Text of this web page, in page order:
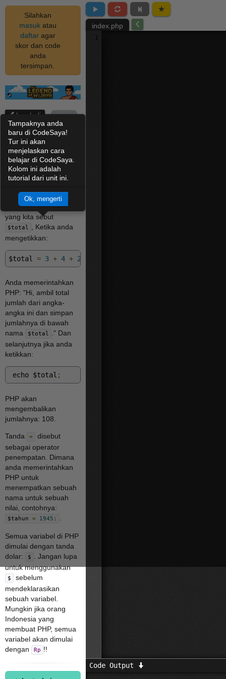
Silahkan
masukatau
daftaragar
skor dan code
anda
tersimpan.
kembali unit
Variabel
Tampaknya anda
baru di CodeSaya!
Tur ini akan
menjelaskan cara
belajar di CodeSaya.
Kolom ini adalah
tutorial dari unit ini.
Ok, mengerti
Sebuah variabel
hanyalah sebuah nama
yang PHP gunakan
nilai. Contohnya kita
punya sebuah variabel
yang kita sebut
$total , Ketika anda
mengetikkan:
$total = 3 + 4 + 2
Anda memerintahkan
PHP: "Hi, ambil total
jumlah dari angka-
angka ini dan simpan
jumlahnya di bawah
nama
$total ." Dan
selanjutnya jika anda
ketikkan:
echo $total ;
PHP akan
mengembalikan
jumlahnya: 108.
Tanda =
disebut
sebagai operator
penempatan. Dimana
anda memerintahkan
PHP untuk
menempatkan sebuah
nama untuk sebuah
nilai, contohnya:
$tahun = 1945 ; .
Semua variabel di PHP
dimulai dengan tanda
dolar:
$ . Jangan lupa
untuk menggunakan
$
sebelum
mendeklarasikan
sebuah variabel.
Mungkin jika orang
Indonesia yang
membuat PHP, semua
variabel akan dimulai
dengan
Rp !!
index.php
Code Output